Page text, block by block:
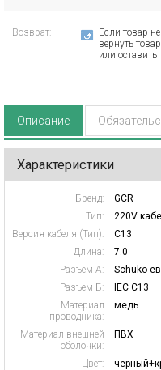
Возврат:
Если товар
вернуть
или оставить
Описание
Характеристики
Бренд:
GCR
Тип:
220V
Версия кабеля (Тип):
C13
Длина:
7.0
Разъем А:
Schuko
Разъем Б:
IEC C13
Материал
проводника:
медь
Материал внешней
оболочки:
ПВХ
Цвет: